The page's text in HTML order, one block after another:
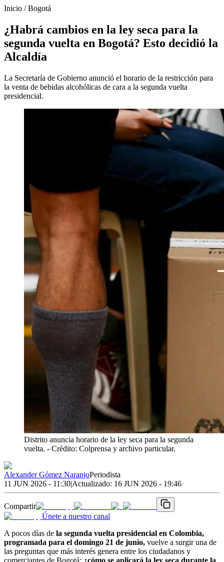
Inicio /Bogotá
¿Habrá cambios en la ley seca para la
segunda vuelta en Bogotá? Esto decidió la
Alcaldía
La Secretaría de Gobierno anunció el horario de la restricción para
la venta de bebidas alcohólicas de cara a la segunda vuelta
presidencial.
Distrito anuncia horario de la ley seca para la segunda
vuelta. - Crédito: Colprensa y archivo particular.
Alexander Gómez NaranjoPeriodista
11 JUN 2026 - 11:30|Actualizado: 16 JUN 2026 - 19:46
Compartir
Únete a nuestro canal
A pocos días de la segunda vuelta presidencial en Colombia,
programada para el domingo 21 de junio, vuelve a surgir una de
las preguntas que más interés genera entre los ciudadanos y
comerciantes de Bogotá: ¿cómo se aplicará la ley seca durante la